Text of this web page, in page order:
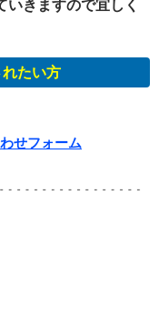
きますので宜しく
たい方
せフォーム